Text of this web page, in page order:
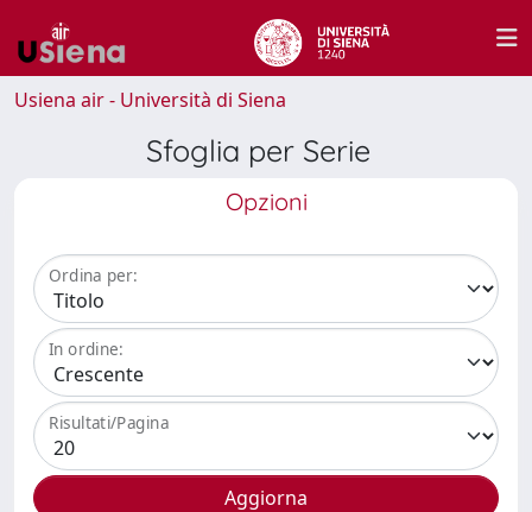
Usiena air - Università di Siena
Sfoglia per Serie
Opzioni
Ordina per:
In ordine:
Risultati/Pagina